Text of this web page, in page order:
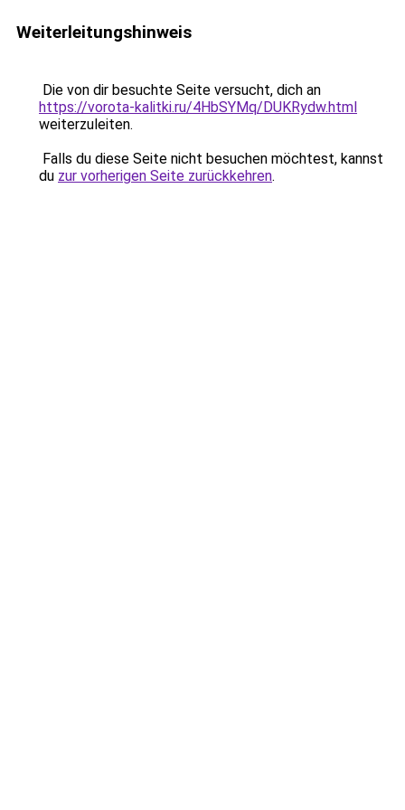
Weiterleitungshinweis
Die von dir besuchte Seite versucht, dich an
https://vorota-kalitki.ru/4HbSYMq/DUKRydw.html
weiterzuleiten.
Falls du diese Seite nicht besuchen möchtest, kannst
du zur vorherigen Seite zurückkehren.